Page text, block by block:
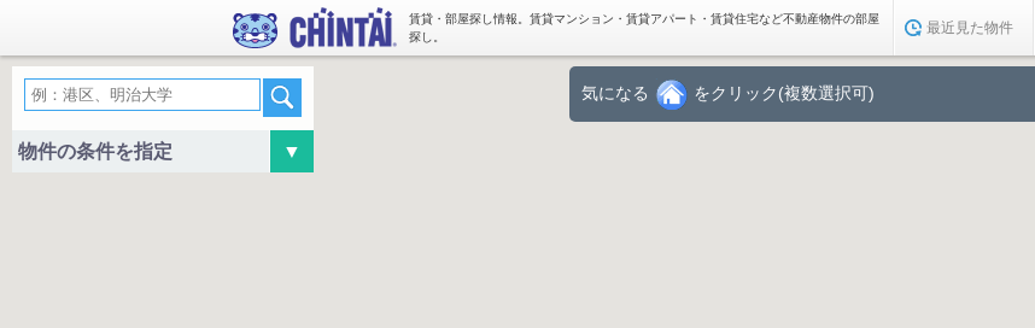
賃貸・部屋探し情報。賃貸マンション・賃貸アパート・賃貸住宅など不動産物件の部屋
探し。
最近見た物件
物件の条件を指定
気になる をクリック(複数選択可)